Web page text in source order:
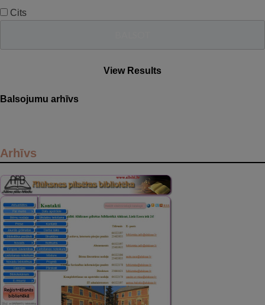
Cits
View Results
Balsojumu arhīvs
Arhīvs